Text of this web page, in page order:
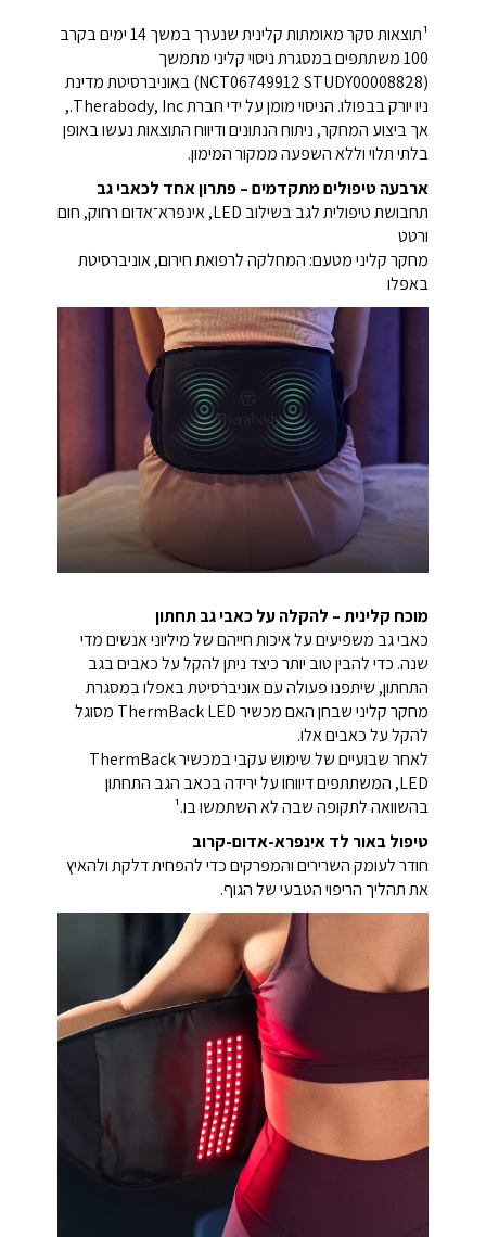
¹תוצאות סקר מאומתות קלינית שנערך במשך 14 ימים בקרב
100 משתתפים במסגרת ניסוי קליני מתמשך
(NCT06749912 STUDY00008828) באוניברסיטת מדינת
ניו יורק בבפולו. הניסוי מומן על ידי חברת Therabody, Inc.,
אך ביצוע המחקר, ניתוח הנתונים ודיווח התוצאות נעשו באופן
בלתי תלוי וללא השפעה ממקור המימון.
ארבעה טיפולים מתקדמים – פתרון אחד לכאבי גב
תחבושת טיפולית לגב בשילוב LED, אינפרא־אדום רחוק, חום
ורטט
מחקר קליני מטעם: המחלקה לרפואת חירום, אוניברסיטת
באפלו
מוכח קלינית – להקלה על כאבי גב תחתון
כאבי גב משפיעים על איכות חייהם של מיליוני אנשים מדי
שנה. כדי להבין טוב יותר כיצד ניתן להקל על כאבים בגב
התחתון, שיתפנו פעולה עם אוניברסיטת באפלו במסגרת
מחקר קליני שבחן האם מכשיר ThermBack LED מסוגל
להקל על כאבים אלו.
לאחר שבועיים של שימוש עקבי במכשיר ThermBack
LED, המשתתפים דיווחו על ירידה בכאב הגב התחתון
בהשוואה לתקופה שבה לא השתמשו בו.¹
טיפול באור לד אינפרא-אדום-קרוב
חודר לעומק השרירים והמפרקים כדי להפחית דלקת ולהאיץ
את תהליך הריפוי הטבעי של הגוף.